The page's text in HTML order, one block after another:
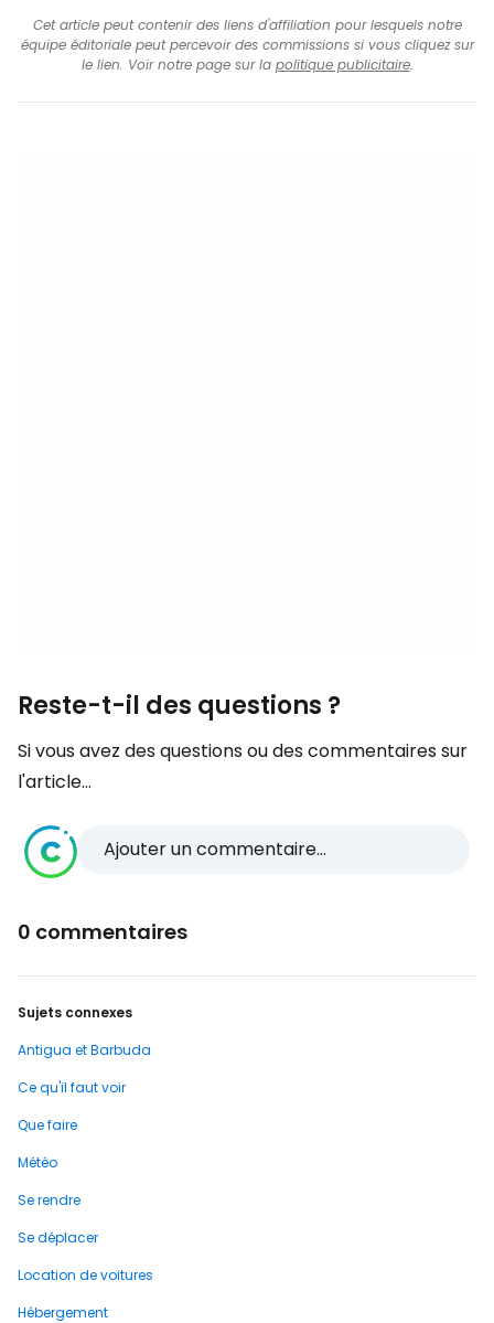
Cet article peut contenir des liens d'affiliation pour lesquels notre
équipe éditoriale peut percevoir des commissions si vous cliquez sur
le lien. Voir notre page sur la politique publicitaire.
Reste-t-il des questions ?
Si vous avez des questions ou des commentaires sur
l'article...
Ajouter un commentaire...
0 commentaires
Sujets connexes
Antigua et Barbuda
Ce qu'il faut voir
Que faire
Météo
Se rendre
Se déplacer
Location de voitures
Hébergement